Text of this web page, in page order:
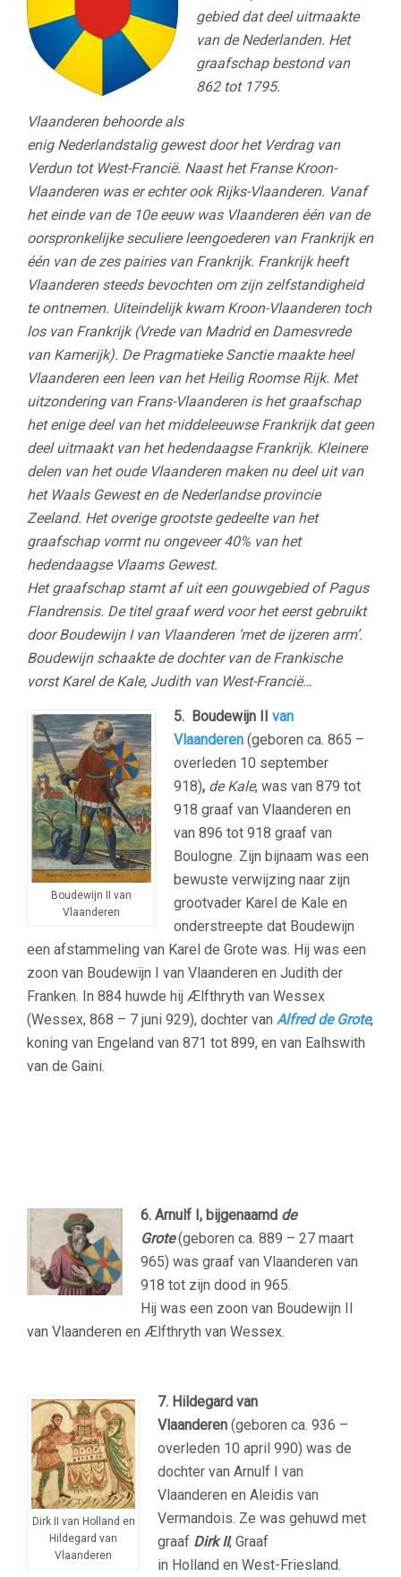
gebied dat deel uitmaakte
van de Nederlanden. Het
graafschap bestond van
862 tot 1795.
Vlaanderen behoorde als
enig Nederlandstalig gewest door het Verdrag van
Verdun tot West-Francië. Naast het Franse Kroon-
Vlaanderen was er echter ook Rijks-Vlaanderen. Vanaf
het einde van de 10e eeuw was Vlaanderen één van de
oorspronkelijke seculiere leengoederen van Frankrijk en
één van de zes pairies van Frankrijk. Frankrijk heeft
Vlaanderen steeds bevochten om zijn zelfstandigheid
te ontnemen. Uiteindelijk kwam Kroon-Vlaanderen toch
los van Frankrijk (Vrede van Madrid en Damesvrede
van Kamerijk). De Pragmatieke Sanctie maakte heel
Vlaanderen een leen van het Heilig Roomse Rijk. Met
uitzondering van Frans-Vlaanderen is het graafschap
het enige deel van het middeleeuwse Frankrijk dat geen
deel uitmaakt van het hedendaagse Frankrijk. Kleinere
delen van het oude Vlaanderen maken nu deel uit van
het Waals Gewest en de Nederlandse provincie
Zeeland. Het overige grootste gedeelte van het
graafschap vormt nu ongeveer 40% van het
hedendaagse Vlaams Gewest.
Het graafschap stamt af uit een gouwgebied of Pagus
Flandrensis. De titel graaf werd voor het eerst gebruikt
door Boudewijn I van Vlaanderen ‘met de ijzeren arm’.
Boudewijn schaakte de dochter van de Frankische
vorst Karel de Kale, Judith van West-Francië…
Boudewijn II van
Vlaanderen
5. Boudewijn II van
Vlaanderen (geboren ca. 865 –
overleden 10 september
918), de Kale, was van 879 tot
918 graaf van Vlaanderen en
van 896 tot 918 graaf van
Boulogne. Zijn bijnaam was een
bewuste verwijzing naar zijn
grootvader Karel de Kale en
onderstreepte dat Boudewijn
een afstammeling van Karel de Grote was. Hij was een
zoon van Boudewijn I van Vlaanderen en Judith der
Franken. In 884 huwde hij Ælfthryth van Wessex
(Wessex, 868 – 7 juni 929), dochter van Alfred de Grote,
koning van Engeland van 871 tot 899, en van Ealhswith
van de Gaini.
6. Arnulf I, bijgenaamd de
Grote (geboren ca. 889 – 27 maart
965) was graaf van Vlaanderen van
918 tot zijn dood in 965.
Hij was een zoon van Boudewijn II
van Vlaanderen en Ælfthryth van Wessex.
Dirk II van Holland en
Hildegard van
Vlaanderen
7. Hildegard van
Vlaanderen (geboren ca. 936 –
overleden 10 april 990) was de
dochter van Arnulf I van
Vlaanderen en Aleidis van
Vermandois. Ze was gehuwd met
graaf Dirk II, Graaf
in Holland en West-Friesland.